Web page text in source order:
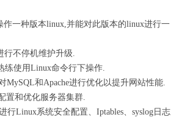
本linux,并能对此版本的linux进行一
机维护升级.
Linux命令行下操作.
和Apache进行优化以提升网站性能.
优化服务器集群.
系统安全配置、Iptables、syslog日志